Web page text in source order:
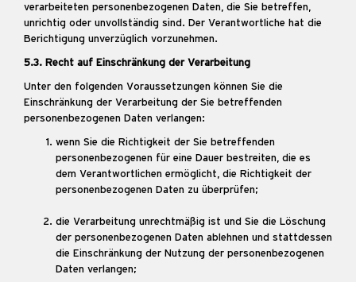
verarbeiteten personenbezogenen Daten, die Sie betreffen,
unrichtig oder unvollständig sind. Der Verantwortliche hat die
Berichtigung unverzüglich vorzunehmen.
5.3. Recht auf Einschränkung der Verarbeitung
Unter den folgenden Voraussetzungen können Sie die
Einschränkung der Verarbeitung der Sie betreffenden
personenbezogenen Daten verlangen:
wenn Sie die Richtigkeit der Sie betreffenden
personenbezogenen für eine Dauer bestreiten, die es
dem Verantwortlichen ermöglicht, die Richtigkeit der
personenbezogenen Daten zu überprüfen;
die Verarbeitung unrechtmäßig ist und Sie die Löschung
der personenbezogenen Daten ablehnen und stattdessen
die Einschränkung der Nutzung der personenbezogenen
Daten verlangen;